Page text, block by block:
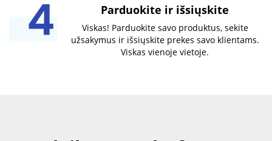
Parduokite ir išsiųskite
Viskas! Parduokite savo produktus, sekite
užsakymus ir išsiųskite prekes savo klientams.
Viskas vienoje vietoje.